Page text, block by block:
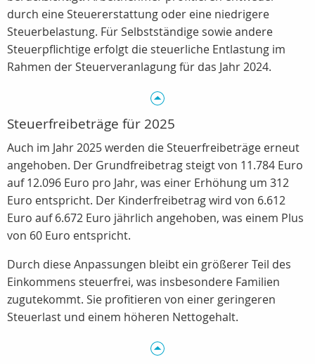
durch eine Steuererstattung oder eine niedrigere
Steuerbelastung. Für Selbstständige sowie andere
Steuerpflichtige erfolgt die steuerliche Entlastung im
Rahmen derSteuerveranlagung für das Jahr 2024.
Steuerfreibeträge für 2025
Auch im Jahr 2025 werden die Steuerfreibeträge erneut
angehoben. Der Grundfreibetrag steigt von 11.784 Euro
auf 12.096 Euro pro Jahr, was einer Erhöhung um 312
Euro entspricht. Der Kinderfreibetrag wird von 6.612
Euro auf 6.672 Euro jährlich angehoben, was einem Plus
von 60 Euro entspricht.
Durch diese Anpassungen bleibt ein größerer Teil des
Einkommens steuerfrei, was insbesondere Familien
zugutekommt. Sie profitieren von einer geringeren
Steuerlast und einem höheren Nettogehalt.